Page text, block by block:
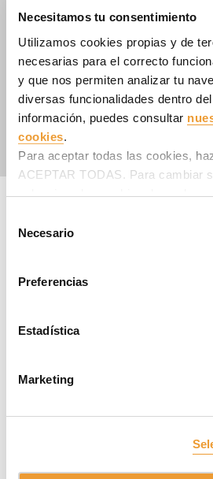
Necesitamos tu consentimiento
Utilizamos cookies propias y de
necesarias para el correcto
y que nos permiten analizar tu
diversas funcionalidades dentro
información, puedes consultar
cookies.
Para aceptar todas las cookies,
ACEPTAR TODAS. Para cambiar
selecciona las cookies deseadas
después.
Necesario
Preferencias
Estadística
Marketing
Calle Lapislázuli N° 599
1240000 ANTOFAGASTA
Teléfono :+56 225990512
Web:www.ulmaconstruction.cl
Mapa
Contáctanos
Delegación Norte
1240000 ANTOFAGASTA
Teléfono :+56 225990512
Mapa